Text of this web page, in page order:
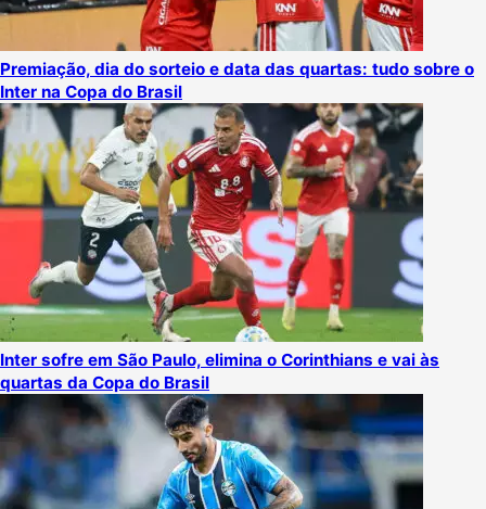
Premiação, dia do sorteio e data das quartas: tudo sobre o
Inter na Copa do Brasil
Inter sofre em São Paulo, elimina o Corinthians e vai às
quartas da Copa do Brasil